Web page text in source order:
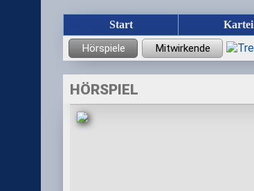
Start Kartei
HÖRSPIEL